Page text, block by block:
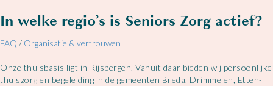
In welke regio’s is Seniors Zorg actief?
FAQ / Organisatie & vertrouwen
Onze thuisbasis ligt in Rijsbergen. Vanuit daar bieden wij persoonlijke
thuiszorg en begeleiding in de gemeenten Breda, Drimmelen, Etten-